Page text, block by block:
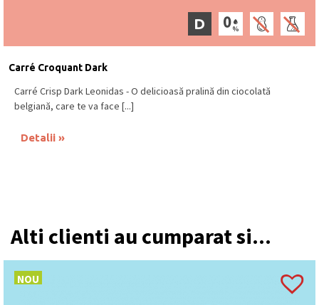
D
Carré Croquant Dark
Carré Crisp Dark Leonidas - O delicioasă pralină din ciocolată
belgiană, care te va face [...]
Detalii
Alti clienti au cumparat si...
NOU